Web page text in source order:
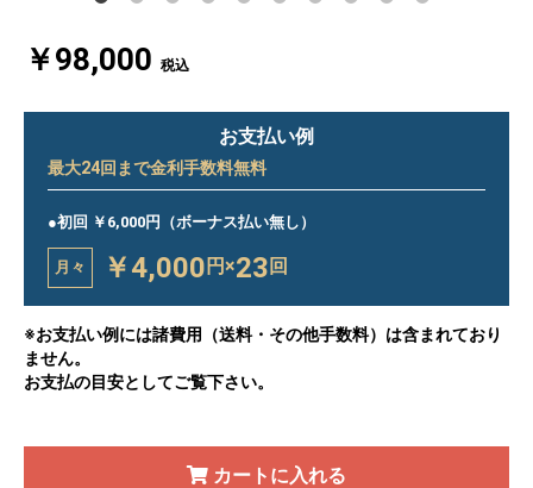
￥98,000 税込
お支払い例
最大24回まで金利手数料無料
●初回 ￥6,000円（ボーナス払い無し）
月々 ￥4,000 円×23 回
※お支払い例には諸費用（送料・その他手数料）は含まれており
ません。
お支払の目安としてご覧下さい。
カートに入れる